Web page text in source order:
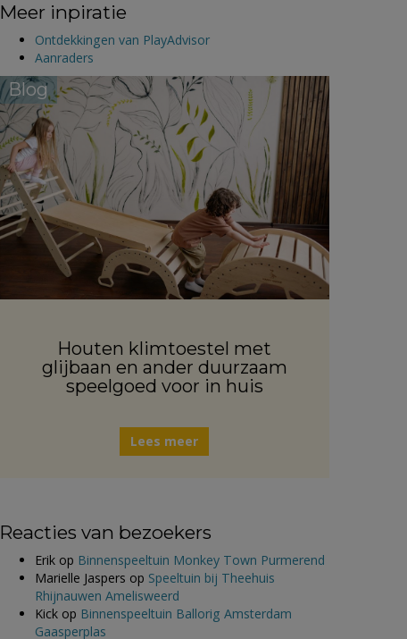
Meer inpiratie
Ontdekkingen van PlayAdvisor
Aanraders
Blog
Houten klimtoestel met
glijbaan en ander duurzaam
speelgoed voor in huis
Lees meer
Reacties van bezoekers
Erik op Binnenspeeltuin Monkey Town Purmerend
Marielle Jaspers op Speeltuin bij Theehuis
Rhijnauwen Amelisweerd
Kick op Binnenspeeltuin Ballorig Amsterdam
Gaasperplas